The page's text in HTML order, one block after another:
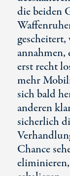
die beiden
annahmen,
erst recht
mehr
sich bald
anderen
sicherlich
Chance